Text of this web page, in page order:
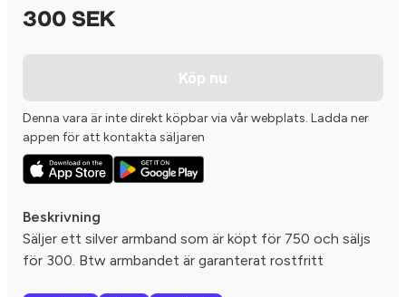
300 SEK
Köp nu
Denna vara är inte direkt köpbar via vår webplats. Ladda ner
appen för att kontakta säljaren
Beskrivning
Säljer ett silver armband som är köpt för 750 och säljs
för 300. Btw armbandet är garanterat rostfritt